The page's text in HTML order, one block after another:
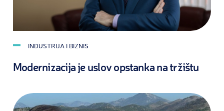
INDUSTRIJA I BIZNIS
Modernizacija je uslov opstanka na tržištu